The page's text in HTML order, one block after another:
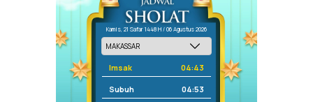
Kamis, 21 Safar 1448 H / 06 Agustus 2026
Imsak 04:43
Subuh 04:53